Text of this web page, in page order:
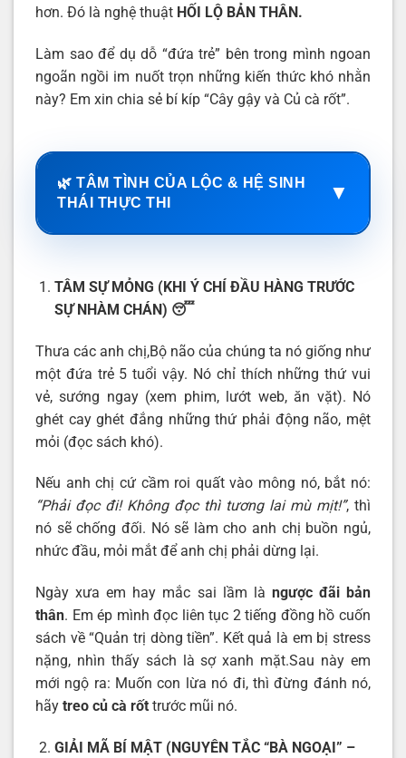
hơn. Đó là nghệ thuật HỐI LỘ BẢN THÂN.
Làm sao để dụ dỗ “đứa trẻ” bên trong mình ngoan
ngoãn ngồi im nuốt trọn những kiến thức khó nhằn
này? Em xin chia sẻ bí kíp “Cây gậy và Củ cà rốt”.
🌿 TÂM TÌNH CỦA LỘC & HỆ SINH
THÁI THỰC THI
▼
TÂM SỰ MỎNG (KHI Ý CHÍ ĐẦU HÀNG TRƯỚC
SỰ NHÀM CHÁN) 😴
Thưa các anh chị,Bộ não của chúng ta nó giống như
một đứa trẻ 5 tuổi vậy. Nó chỉ thích những thứ vui
vẻ, sướng ngay (xem phim, lướt web, ăn vặt). Nó
ghét cay ghét đắng những thứ phải động não, mệt
mỏi (đọc sách khó).
Nếu anh chị cứ cầm roi quất vào mông nó, bắt nó:
“Phải đọc đi! Không đọc thì tương lai mù mịt!”, thì
nó sẽ chống đối. Nó sẽ làm cho anh chị buồn ngủ,
nhức đầu, mỏi mắt để anh chị phải dừng lại.
Ngày xưa em hay mắc sai lầm là ngược đãi bản
thân. Em ép mình đọc liên tục 2 tiếng đồng hồ cuốn
sách về “Quản trị dòng tiền”. Kết quả là em bị stress
nặng, nhìn thấy sách là sợ xanh mặt.Sau này em
mới ngộ ra: Muốn con lừa nó đi, thì đừng đánh nó,
hãy treo củ cà rốt trước mũi nó.
GIẢI MÃ BÍ MẬT (NGUYÊN TẮC “BÀ NGOẠI” –